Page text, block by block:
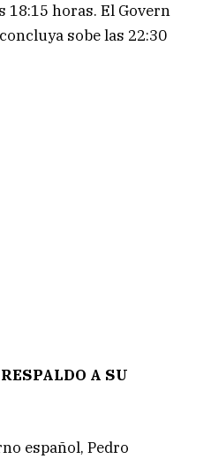
18:15 horas. El Govern
sobe las 22:30
A SU
español, Pedro